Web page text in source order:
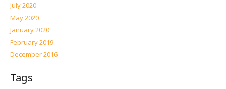
July 2020
May 2020
January 2020
February 2019
December 2016
Tags